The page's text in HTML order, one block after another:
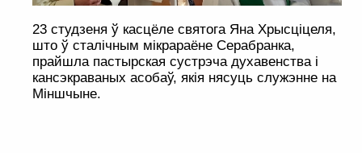
23 студзеня ў касцёле святога Яна Хрысціцеля,
што ў сталічным мікрараёне Серабранка,
прайшла пастырская сустрэча духавенства і
кансэкраваных асобаў, якія нясуць служэнне на
Міншчыне.